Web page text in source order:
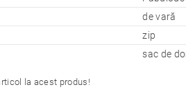
de vară
zip
sac de
la acest produs!